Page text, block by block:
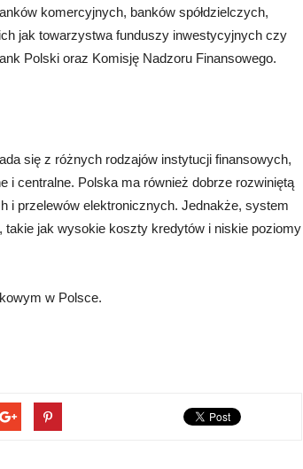
komercyjnych, banków spółdzielczych,
jak towarzystwa funduszy inwestycyjnych czy
Polski oraz Komisję Nadzoru Finansowego.
się z różnych rodzajów instytucji finansowych,
i centralne. Polska ma również dobrze rozwiniętą
i przelewów elektronicznych. Jednakże, system
jak wysokie koszty kredytów i niskie poziomy
w Polsce.